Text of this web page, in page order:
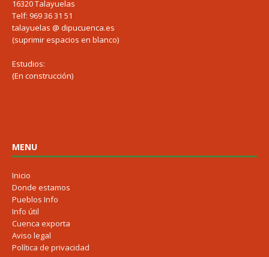
16320 Talayuelas
Telf: 969 36 31 51
talayuelas @ dipucuenca.es
(suprimir espacios en blanco)
Estudios:
(En construcción)
MENU
Inicio
Donde estamos
Pueblos Info
Info útil
Cuenca exporta
Aviso legal
Política de privacidad